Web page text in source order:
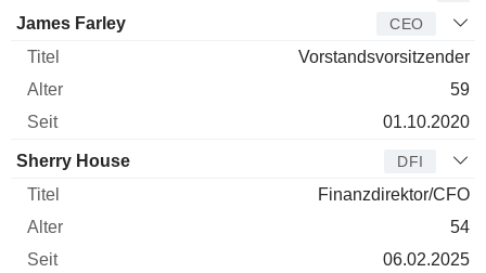
Manager Titel
James Farley CEO
Vorstandsvorsitzender
59
01.10.2020
Sherry House DFI
Finanzdirektor/CFO
54
06.02.2025